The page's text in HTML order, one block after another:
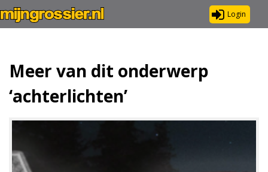
Login
Meer van dit onderwerp
‘achterlichten’